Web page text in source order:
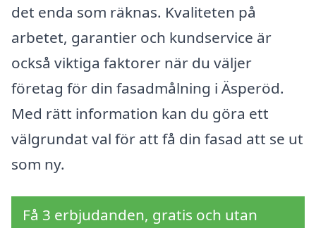
det enda som räknas. Kvaliteten på
arbetet, garantier och kundservice är
också viktiga faktorer när du väljer
företag för din fasadmålning i Äsperöd.
Med rätt information kan du göra ett
välgrundat val för att få din fasad att se ut
som ny.
Få 3 erbjudanden, gratis och utan